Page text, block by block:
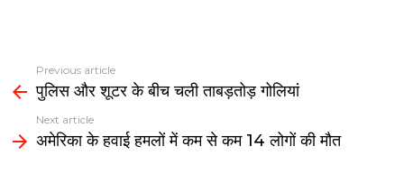
more
Previous article
पुलिस और शूटर के बीच चली ताबड़तोड़ गोलियां
Next article
अमेरिका के हवाई हमलों में कम से कम 14 लोगों की मौत